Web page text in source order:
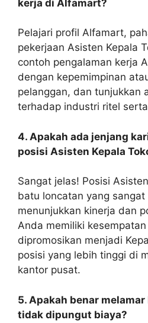
kerja di Alfamart?
Pelajari profil Alfamart,
pekerjaan Asisten Kepala
contoh pengalaman kerja
dengan kepemimpinan
pelanggan, dan tunjukkan
terhadap industri ritel
4. Apakah ada jenjang
posisi Asisten Kepala
Sangat jelas! Posisi
batu loncatan yang
menunjukkan kinerja dan
Anda memiliki
dipromosikan menjadi
posisi yang lebih tinggi di
kantor pusat.
5. Apakah benar
tidak dipungut biaya?